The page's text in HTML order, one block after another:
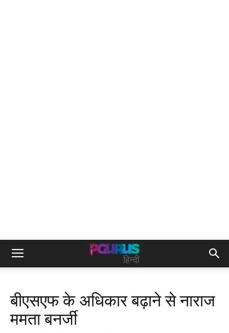
बीएसएफ के अधिकार बढ़ाने से नाराज
ममता बनर्जी